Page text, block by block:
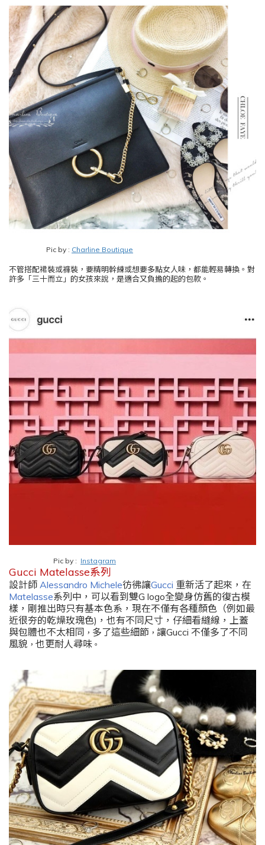
Pic by : Charline Boutique
不管搭配裙裝或褲裝 ， 要精明幹練或想要多點女人味 ， 都能輕易轉換。對
許多「三十而立」的女孩來說 ， 是適合又負擔的起的包款。
Pic by : Instagram
Gucci Matelasse系列
設計師 Alessandro Michele彷彿讓Gucci 重新活了起來 ， 在
Matelasse系列中 ， 可以看到雙G logo全變身仿舊的復古模
樣 ， 剛推出時只有基本色系 ， 現在不僅有各種顏色（例如最
近很夯的乾燥玫瑰色) ， 也有不同尺寸 ， 仔細看縫線 ，
上蓋
與包體也不太相同 ， 多了這些細節 ， 讓Gucci 不僅多了不同
風貌 ， 也更耐人尋味 。